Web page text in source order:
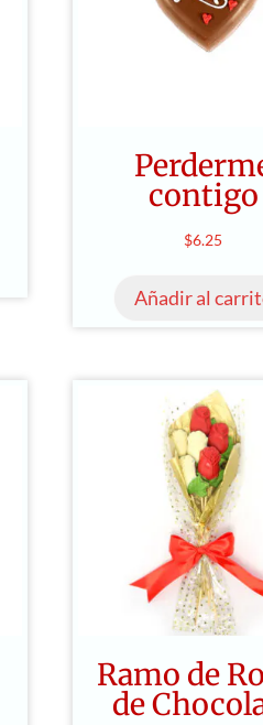
contigo
$6.25
Añadir al
Ramo de
de